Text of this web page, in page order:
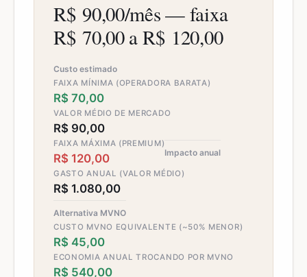
R$ 90,00/mês — faixa
R$ 70,00 a R$ 120,00
Custo estimado
FAIXA MÍNIMA (OPERADORA BARATA)
R$ 70,00
VALOR MÉDIO DE MERCADO
R$ 90,00
FAIXA MÁXIMA (PREMIUM)
R$ 120,00 Impacto anual
GASTO ANUAL (VALOR MÉDIO)
R$ 1.080,00
Alternativa MVNO
CUSTO MVNO EQUIVALENTE (~50% MENOR)
R$ 45,00
ECONOMIA ANUAL TROCANDO POR MVNO
R$ 540,00